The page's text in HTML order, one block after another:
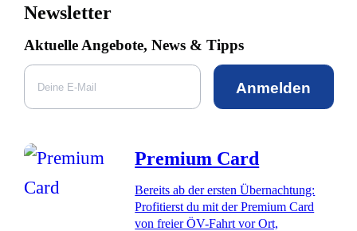
Newsletter
Aktuelle Angebote, News & Tipps
Anmelden
Premium Card
Bereits ab der ersten Übernachtung:
Profitierst du mit der Premium Card
von freier ÖV-Fahrt vor Ort,